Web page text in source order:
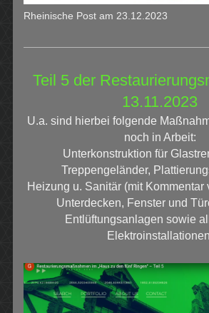
Rheinische Post am 23.12.2023
Teil 5 der
13.11.2023
U.a. sind hierbei folgende
noch in Arbeit:
Unterkonstruktion für
Treppengeländer,
Heizung u. Sanitär (mit Kommentar
Unterdecken, Fenster und
Entlüftungsanlagen sowie